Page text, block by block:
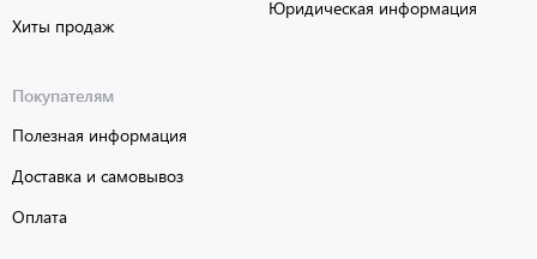
Хиты продаж
Юридическая информация
Покупателям
Полезная информация
Доставка и самовывоз
Оплата